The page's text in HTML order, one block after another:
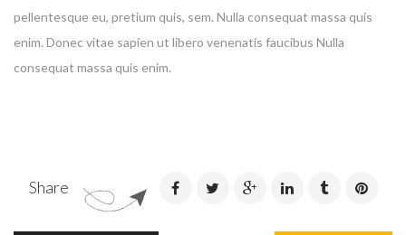
pellentesque eu, pretium quis, sem. Nulla consequat massa quis
enim. Donec vitae sapien ut libero venenatis faucibus Nulla
consequat massa quis enim.
Share